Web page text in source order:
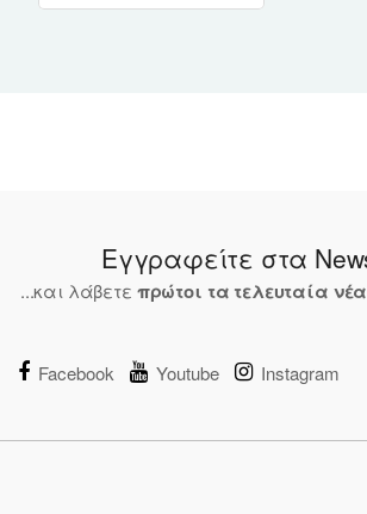
Εγγραφείτε στα
...και λάβετε πρώτοι τα τελευταία
Facebook Youtube Instagram